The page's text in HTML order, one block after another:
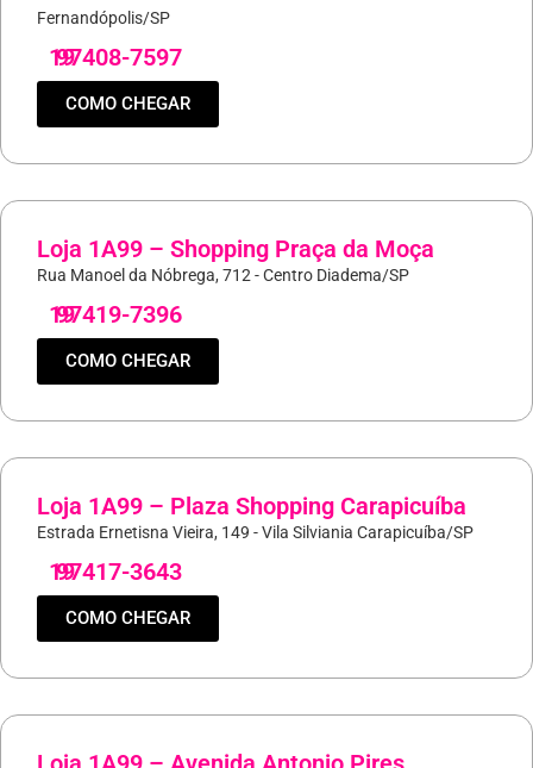
Fernandópolis/SP
19
97408-7597
COMO CHEGAR
Loja 1A99 – Shopping Praça da Moça
Rua Manoel da Nóbrega, 712 - Centro Diadema/SP
19
97419-7396
COMO CHEGAR
Loja 1A99 – Plaza Shopping Carapicuíba
Estrada Ernetisna Vieira, 149 - Vila Silviania Carapicuíba/SP
19
97417-3643
COMO CHEGAR